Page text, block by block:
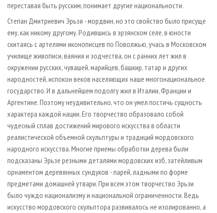
переставая быть русским, понимает другие национальности.
Степан Дмитриевич Эрьзя - мордвин, но это свойство было присуще
ему, как никому другому. Родившись в эрзянском селе, в юности
скитаясь с артелями иконописцев по Поволжью, учась в Московском
училище живописи, ваяния и зодчества, он с ранних лет жил в
окружении русских, чувашей, марийцев, башкир, татар и других
народностей, испокон веков населяющих наше многонациональное
государство. И в дальнейшем подолгу жил в Италии, Франции и
Аргентине. Поэтому неудивительно, что он умел постичь сущность
характера каждой нации. Его творчество образовало собой
чудесный сплав достижений мирового искусства в области
реалистической объемной скульптуры и традиций мордовского
народного искусства. Многие приемы обработки дерева были
подсказаны Эрьзе резными деталями мордовских изб, затейливым
орнаментом деревянных сундуков - парей, ладными по форме
предметами домашней утвари. При всем этом творчество Эрьзи
было чуждо национализму и национальной ограниченности. Ведь
искусство мордовского скульптора развивалось не изолированно, а